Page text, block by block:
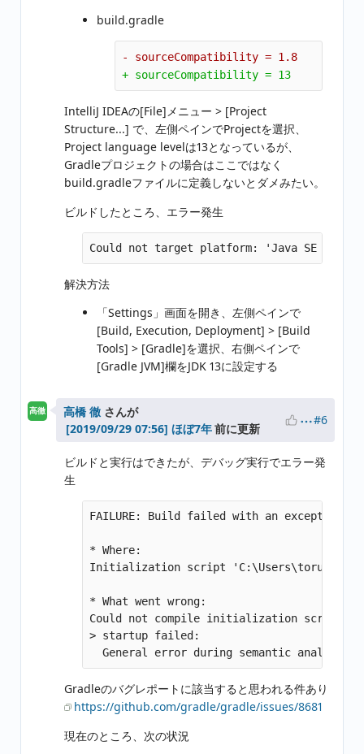
build.gradle
IntelliJ IDEAの[File]メニュー > [Project
Structure...] で、左側ペインでProjectを選択、
Project language levelは13となっているが、
Gradleプロジェクトの場合はここではなく
build.gradleファイルに定義しないとダメみたい。
ビルドしたところ、エラー発生
解決方法
「Settings」画面を開き、左側ペインで
[Build, Execution, Deployment] > [Build
Tools] > [Gradle]を選択、右側ペインで
[Gradle JVM]欄をJDK 13に設定する
高徹 高橋 徹 さんが
ほぼ7年前に更新
#6
ビルドと実行はできたが、デバッグ実行でエラー発
生
FAILURE: Build failed with an exception.
* Where:
Initialization script
* What went wrong:
Could not compile initialization script
> startup failed:
Gradleのバグレポートに該当すると思われる件あり
https://github.com/gradle/gradle/issues/8681
現在のところ、次の状況